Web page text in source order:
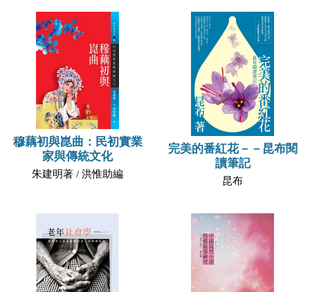
穆藕初與崑曲：民初實業
家與傳統文化
朱建明著 / 洪惟助編
完美的番紅花－－昆布閱
讀筆記
昆布